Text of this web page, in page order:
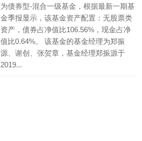
为债券型-混合一级基金，根据最新一期基
金季报显示，该基金资产配置：无股票类
资产，债券占净值比106.56%，现金占净
值比0.64%。 该基金的基金经理为郑振
源、谢创、张贺章，基金经理郑振源于
2019...